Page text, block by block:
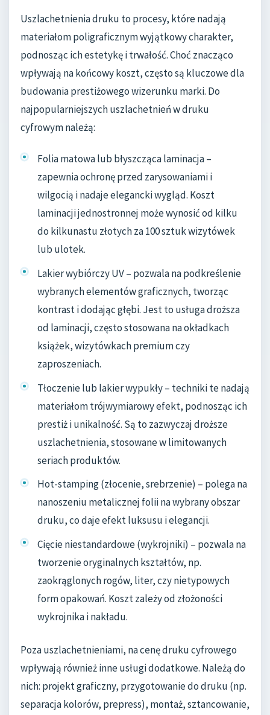
Uszlachetnienia druku to procesy, które nadają
materiałom poligraficznym wyjątkowy charakter,
podnosząc ich estetykę i trwałość. Choć znacząco
wpływają na końcowy koszt, często są kluczowe dla
budowania prestiżowego wizerunku marki. Do
najpopularniejszych uszlachetnień w druku
cyfrowym należą:
Folia matowa lub błyszcząca laminacja –
zapewnia ochronę przed zarysowaniami i
wilgocią i nadaje elegancki wygląd. Koszt
laminacji jednostronnej może wynosić od kilku
do kilkunastu złotych za 100 sztuk wizytówek
lub ulotek.
Lakier wybiórczy UV – pozwala na podkreślenie
wybranych elementów graficznych, tworząc
kontrast i dodając głębi. Jest to usługa droższa
od laminacji, często stosowana na okładkach
książek, wizytówkach premium czy
zaproszeniach.
Tłoczenie lub lakier wypukły – techniki te nadają
materiałom trójwymiarowy efekt, podnosząc ich
prestiż i unikalność. Są to zazwyczaj droższe
uszlachetnienia, stosowane w limitowanych
seriach produktów.
Hot-stamping (złocenie, srebrzenie) – polega na
nanoszeniu metalicznej folii na wybrany obszar
druku, co daje efekt luksusu i elegancji.
Cięcie niestandardowe (wykrojniki) – pozwala na
tworzenie oryginalnych kształtów, np.
zaokrąglonych rogów, liter, czy nietypowych
form opakowań. Koszt zależy od złożoności
wykrojnika i nakładu.
Poza uszlachetnieniami, na cenę druku cyfrowego
wpływają również inne usługi dodatkowe. Należą do
nich: projekt graficzny, przygotowanie do druku (np.
separacja kolorów, prepress), montaż, sztancowanie,